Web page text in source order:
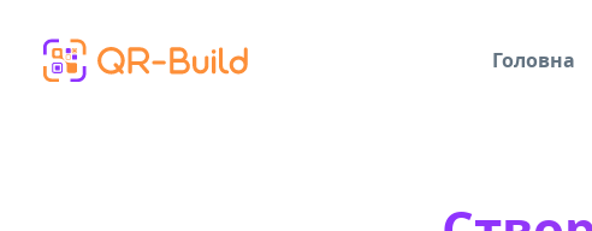
Головна